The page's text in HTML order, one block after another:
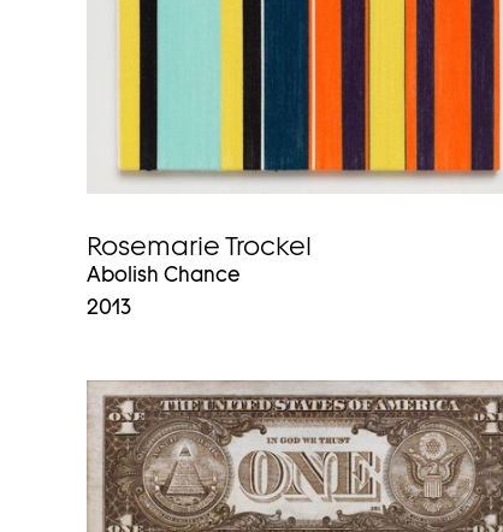
Rosemarie Trockel
Abolish Chance
2013